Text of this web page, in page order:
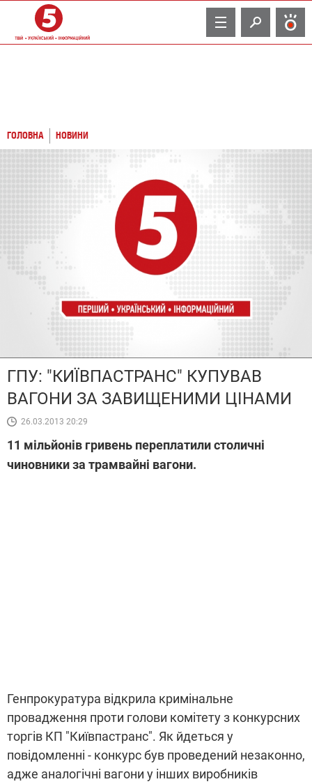
TV
ГОЛОВНА НОВИНИ
ГПУ: "КИЇВПАСТРАНС" КУПУВАВ
ВАГОНИ ЗА ЗАВИЩЕНИМИ ЦІНАМИ
26.03.2013 20:29
11 мільйонів гривень переплатили столичні
чиновники за трамвайні вагони.
Генпрокуратура відкрила кримінальне
провадження проти голови комітету з конкурсних
торгів КП "Київпастранс". Як йдеться у
повідомленні - конкурс був проведений незаконно,
адже аналогічні вагони у інших виробників